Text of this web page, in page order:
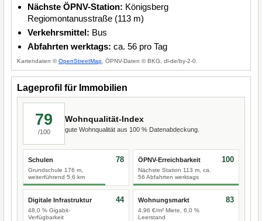
Nächste ÖPNV-Station: Königsberg
Regiomontanusstraße (113 m)
Verkehrsmittel: Bus
Abfahrten werktags: ca. 56 pro Tag
Kartendaten ©OpenStreetMap , ÖPNV-Daten © BKG, dl-de/by-2-0.
Lageprofil für Immobilien
79
/100
Wohnqualität-Index
gute Wohnqualität aus 100 % Datenabdeckung.
Schulen
Grundschule 176 m,
weiterführend 5,6 km
78 ÖPNV-Erreichbarkeit
Nächste Station 113 m, ca.
56 Abfahrten werktags
100
Digitale Infrastruktur
48,0 % Gigabit-
Verfügbarkeit
44 Wohnungsmarkt
4,96 €/m² Miete, 6,0 %
Leerstand
83